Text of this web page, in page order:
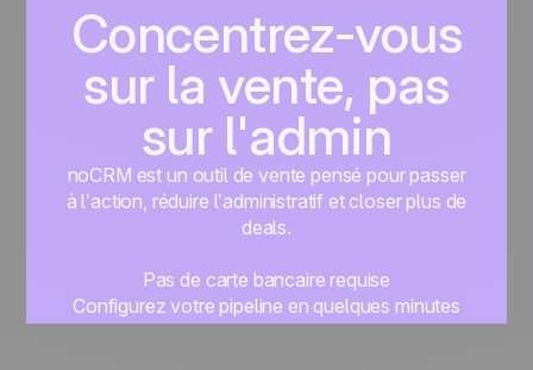
Concentrez-vous
sur la vente, pas
sur l'admin
noCRM est un outil de vente pensé pour passer
à l’action, réduire l’administratif et closer plus de
deals.
Pas de carte bancaire requise
Configurez votre pipeline en quelques minutes